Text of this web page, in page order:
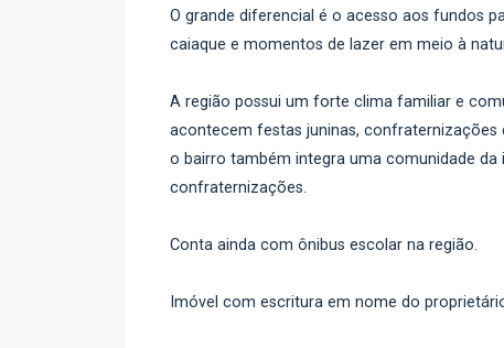
O grande diferencial é o acesso aos fundos
caiaque e momentos de lazer em meio à
A região possui um forte clima familiar e
acontecem festas juninas, confraternizações
o bairro também integra uma comunidade
confraternizações.
Conta ainda com ônibus escolar na região.
Imóvel com escritura em nome do